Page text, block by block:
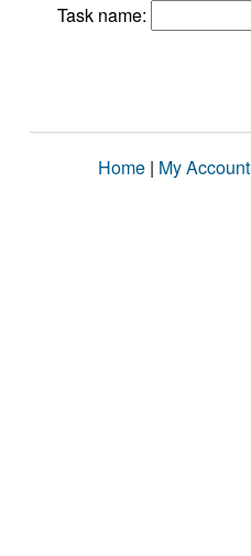
Task name:
Home | My Account